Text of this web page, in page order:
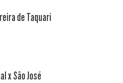
de Taquari
x São José